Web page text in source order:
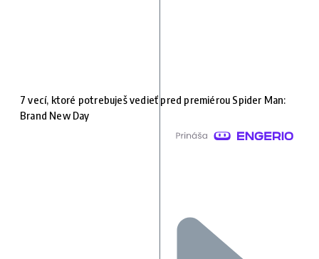
7 vecí, ktoré potrebuješ vedieť pred premiérou Spider Man:
Brand New Day